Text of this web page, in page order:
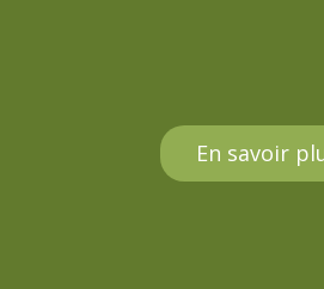
En savoir